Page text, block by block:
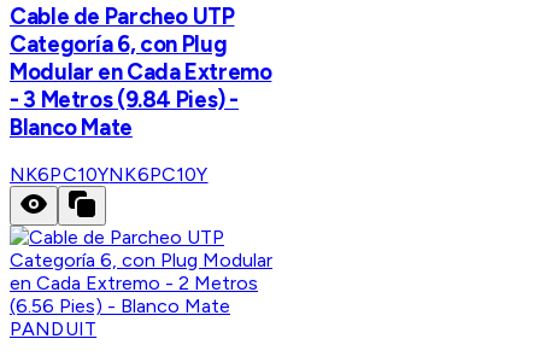
Cable de Parcheo UTP
Categoría 6, con Plug
Modular en Cada Extremo
- 3 Metros (9.84 Pies) -
Blanco Mate
NK6PC10YNK6PC10Y
PANDUIT